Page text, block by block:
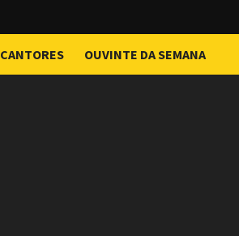
CANTORES OUVINTE DA SEMANA